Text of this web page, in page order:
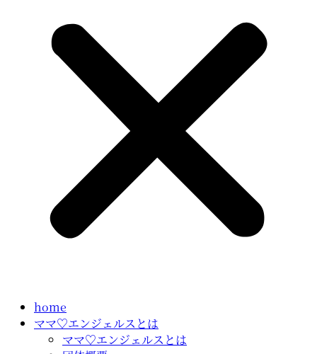
home
ママ♡エンジェルスとは
ママ♡エンジェルスとは